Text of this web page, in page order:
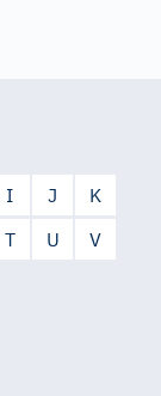
I J
K
T U
V